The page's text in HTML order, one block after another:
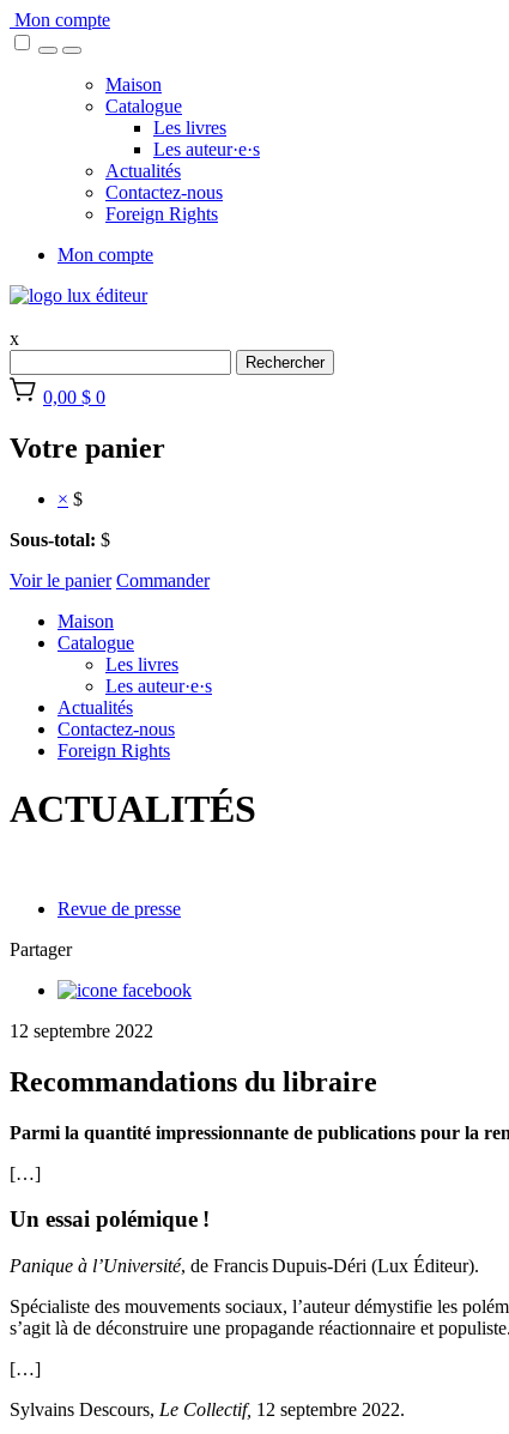
Skip
to
Mon compte
Maison
Catalogue
Les livres
Les auteur·e·s
Actualités
Contactez-nous
Foreign Rights
Mon compte
x
Rechercher
0,00 $ 0
Votre panier
× $
Sous-total: $
Voir le panier Commander
Maison
Catalogue
Les livres
Les auteur·e·s
Actualités
Contactez-nous
Foreign Rights
ACTUALITÉS
Revue de presse
Partager
12 septembre 2022
Recommandations du libraire
Parmi la quantité impressionnante de publications pour la
[…]
Un essai polémique !
Panique à l’Université, de Francis Dupuis-Déri (Lux Éditeur).
Spécialiste des mouvements sociaux, l’auteur démystifie les
s’agit là de déconstruire une propagande réactionnaire et populiste.
[…]
Sylvains Descours, Le Collectif, 12 septembre 2022.